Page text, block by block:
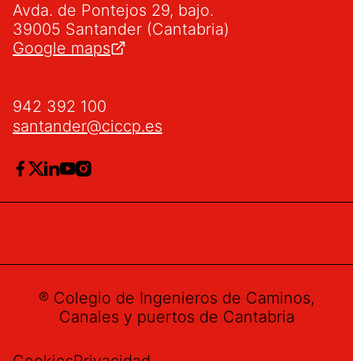
Avda. de Pontejos 29, bajo.
39005 Santander (Cantabria)
Google maps
942 392 100
santander@ciccp.es
® Colegio de Ingenieros de Caminos,
Canales y puertos de Cantabria